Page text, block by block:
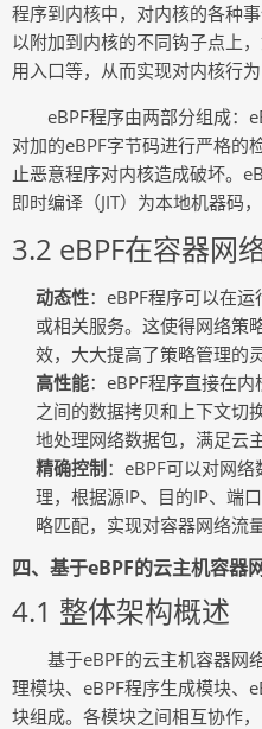
程序到内核中，对内核的各种
以附加到内核的不同钩子点上
用入口等，从而实现对内核行
eBPF程序由两部分组成：
对加的eBPF字节码进行严格的
止恶意程序对内核造成破坏。
即时编译（JIT）为本地机器码
3.2 eBPF在容器网
动态性：eBPF程序可以在
或相关服务。这使得网络策
效，大大提高了策略管理的
高性能：eBPF程序直接在
之间的数据拷贝和上下文切
地处理网络数据包，满足云
精确控制 ：eBPF可以对网
理，根据源IP、目的IP、端
略匹配，实现对容器网络流
四、基于eBPF的云主机容器
4.1 整体架构概述
基于eBPF的云主机容器网
理模块、eBPF程序生成模块、
块组成。各模块之间相互协作